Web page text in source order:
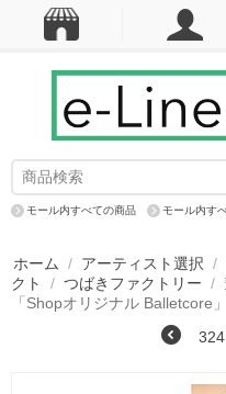
モール内すべての商品 モール内す
ホーム / アーティスト選択 /
クト
/ つばきファクトリー /
「Shopオリジナル
324